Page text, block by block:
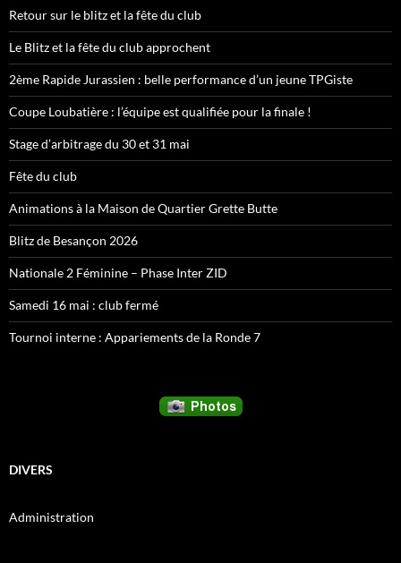
Retour sur le blitz et la fête du club
Le Blitz et la fête du club approchent
2ème Rapide Jurassien : belle performance d’un jeune TPGiste
Coupe Loubatière : l’équipe est qualifiée pour la finale !
Stage d’arbitrage du 30 et 31 mai
Fête du club
Animations à la Maison de Quartier Grette Butte
Blitz de Besançon 2026
Nationale 2 Féminine – Phase Inter ZID
Samedi 16 mai : club fermé
Tournoi interne : Appariements de la Ronde 7
DIVERS
Administration